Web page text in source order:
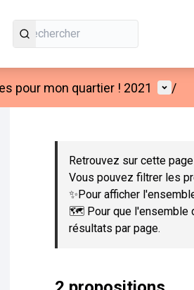
pour mon quartier ! 2021 Menu
/
Passer la carte
Retrouvez sur cette
Vous pouvez filtrer les
✨Pour afficher
🗺️ Pour que l'ensemble
résultats par page.